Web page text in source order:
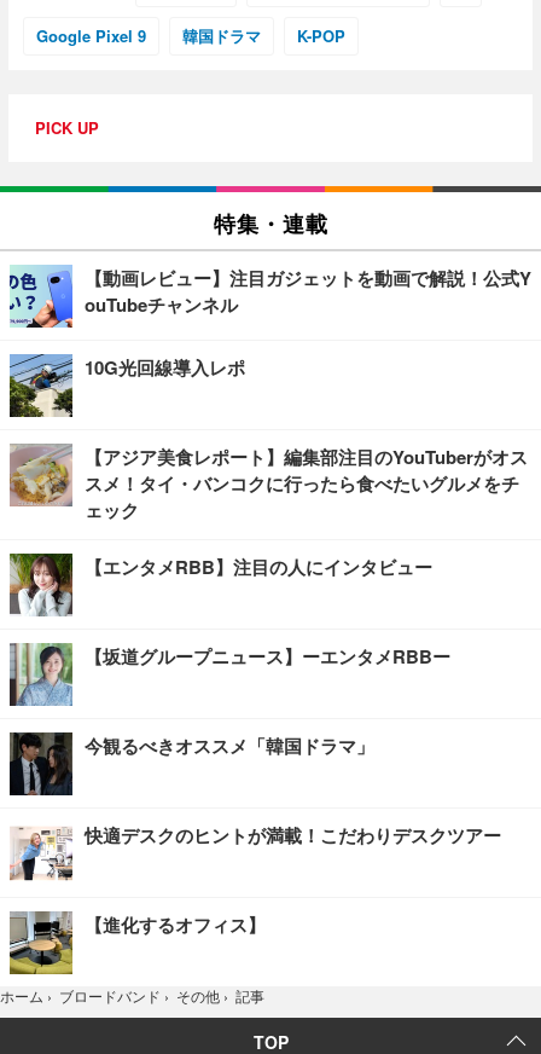
Google Pixel 9 韓国ドラマ K-POP
PICK UP
特集・連載
【動画レビュー】注目ガジェットを動画で解説！公式Y
ouTubeチャンネル
10G光回線導入レポ
【アジア美食レポート】編集部注目のYouTuberがオス
スメ！タイ・バンコクに行ったら食べたいグルメをチ
ェック
【エンタメRBB】注目の人にインタビュー
【坂道グループニュース】ーエンタメRBBー
今観るべきオススメ「韓国ドラマ」
快適デスクのヒントが満載！こだわりデスクツアー
【進化するオフィス】
ホーム › ブロードバンド › その他 › 記事
TOP